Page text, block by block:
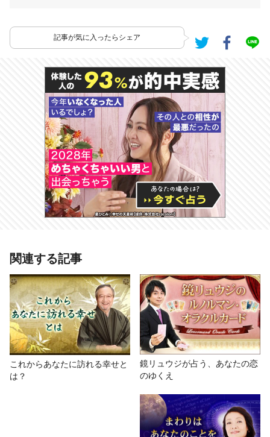
記事が気に入ったらシェア
あわせて読みたい記事
【無料占い】上地一美の奇跡鑑定！
「この先、あなたに起きる出来事」
# 本格占い館 # 無料占い # 結婚占い # その他
関連する記事
これからあなたに訪れる幸せと
は？
鏡リュウジが占う、あなたの恋
のゆくえ